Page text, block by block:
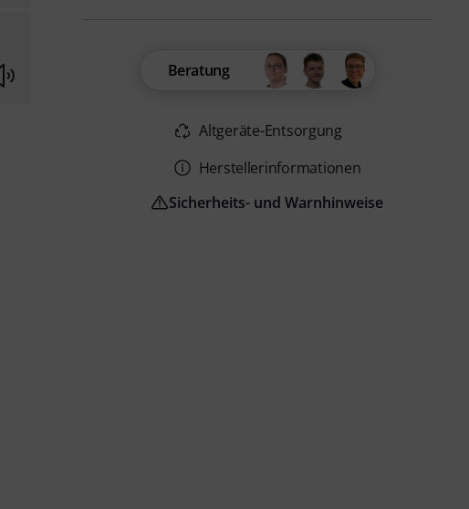
Beratung
Altgeräte-Entsorgung
Herstellerinformationen
Sicherheits- und Warnhinweise